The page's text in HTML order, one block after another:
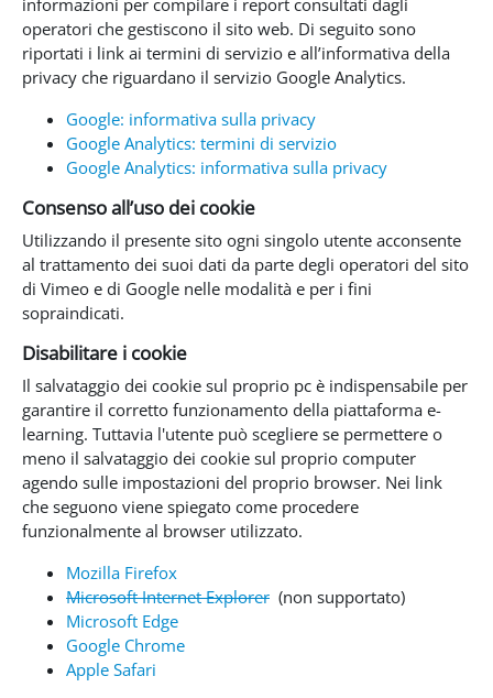
operatori che gestiscono il sito web. Di seguito sono
riportati i link ai termini di servizio e all’informativa della
privacy che riguardano il servizio Google Analytics.
Google: informativa sulla privacy
Google Analytics: termini di servizio
Google Analytics: informativa sulla privacy
Consenso all’uso dei cookie
Utilizzando il presente sito ogni singolo utente acconsente
al trattamento dei suoi dati da parte degli operatori del sito
di Vimeo e di Google nelle modalità e per i fini
sopraindicati.
Disabilitare i cookie
Il salvataggio dei cookie sul proprio pc è indispensabile per
garantire il corretto funzionamento della piattaforma e-
learning. Tuttavia l'utente può scegliere se permettere o
meno il salvataggio dei cookie sul proprio computer
agendo sulle impostazioni del proprio browser. Nei link
che seguono viene spiegato come procedere
funzionalmente al browser utilizzato.
Mozilla Firefox
Microsoft Internet Explorer (non supportato)
Microsoft Edge
Google Chrome
Apple Safari